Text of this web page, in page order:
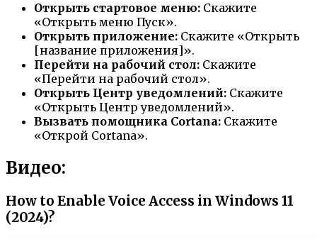
Открыть стартовое меню: Скажите
«Открыть меню Пуск».
Открыть приложение: Скажите «Открыть
[название приложения]».
Перейти на рабочий стол: Скажите
«Перейти на рабочий стол».
Открыть Центр уведомлений: Скажите
«Открыть Центр уведомлений».
Вызвать помощника Cortana: Скажите
«Открой Cortana».
Видео:
How to Enable Voice Access in Windows 11
(2024)?